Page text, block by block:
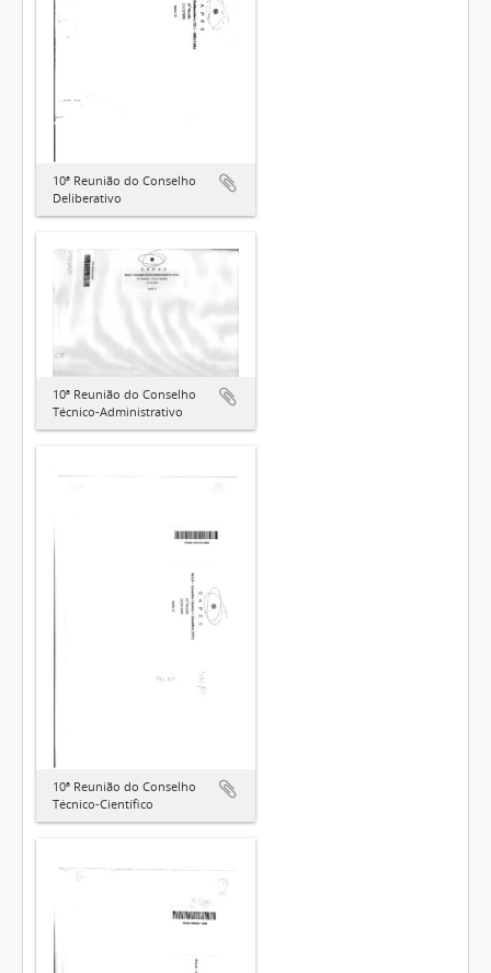
10ª Reunião do Conselho
Deliberativo
10ª Reunião do Conselho
Técnico-Administrativo
10ª Reunião do Conselho
Técnico-Científico